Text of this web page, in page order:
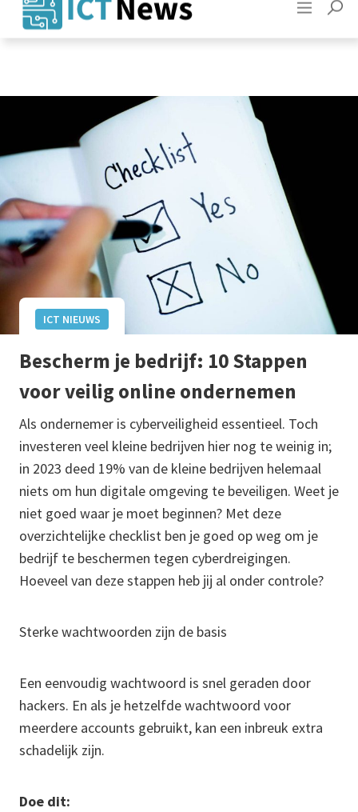
Contact
ICT NIEUWS
Bescherm je bedrijf: 10 Stappen
voor veilig online ondernemen
Als ondernemer is cyberveiligheid essentieel. Toch
investeren veel kleine bedrijven hier nog te weinig in;
in 2023 deed 19% van de kleine bedrijven helemaal
niets om hun digitale omgeving te beveiligen. Weet je
niet goed waar je moet beginnen? Met deze
overzichtelijke checklist ben je goed op weg om je
bedrijf te beschermen tegen cyberdreigingen.
Hoeveel van deze stappen heb jij al onder controle?
Sterke wachtwoorden zijn de basis
Een eenvoudig wachtwoord is snel geraden door
hackers. En als je hetzelfde wachtwoord voor
meerdere accounts gebruikt, kan een inbreuk extra
schadelijk zijn.
Doe dit: